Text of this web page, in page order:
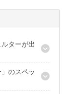
ターが出
のスペッ